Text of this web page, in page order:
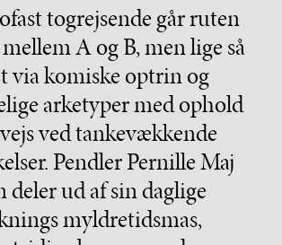
togrejsende går ruten
A og B, men lige så
via komiske optrin og
arketyper med ophold
ved tankevækkende
Pendler Pernille Maj
deler ud af sin daglige
myldretidsmas,